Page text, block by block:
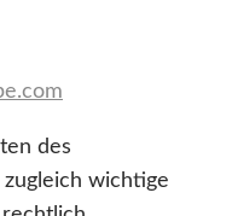
des
wichtige